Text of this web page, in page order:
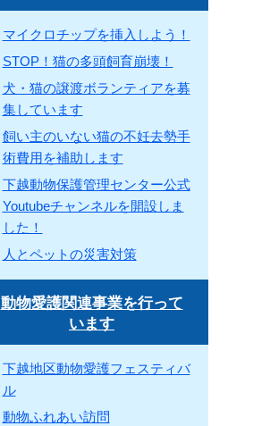
マイクロチップを挿入しよう！
STOP！猫の多頭飼育崩壊！
犬・猫の譲渡ボランティアを募
集しています
飼い主のいない猫の不妊去勢手
術費用を補助します
下越動物保護管理センター公式
Youtubeチャンネルを開設しま
した！
人とペットの災害対策
動物愛護関連事業を行って
います
下越地区動物愛護フェスティバ
ル
動物ふれあい訪問